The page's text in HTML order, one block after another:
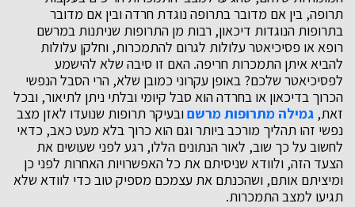
תרופה, בין אם מדובר בתרופה נוגדת חרדה ובין אם מדובר
בתרופות הנוגדות דיכאון, רבות מן התרופות שניתנות במרשם
רופא או פסיכיאטר עלולות לגרום להתמכרות, וחלקן עלולות
להביא איתן התמכרות חריפה. האם זו סיבה שלא להישמע
לפסיכיאטר שלכם? באופן עקרוני כמובן שלא, הרי הסבל הנפשי
הכרוך בדיכאון או בחרדה הוא סבל קיומי ובלתי ניתן לתיאור, ובכל
זאת, גמילה מתרופות מרשםובעיקר תרופות שנועדו לאזן מצב
נפשי זהו תהליך מורכב ביותר וגם הוא כרוך בלא מעט כאב, כדאי
לחשוב על כך שוב, לאור הנתונים הללו, רגע לפני שעושים את
הצעד הזה, ולוודא שניסיתם את כל האפשרויות האחרות לפני כן
ומיציתם אותם, ושהכנתם את עצמכם מספיק טוב כדי לוודא שלא
תגיעו למצב התמכרות.